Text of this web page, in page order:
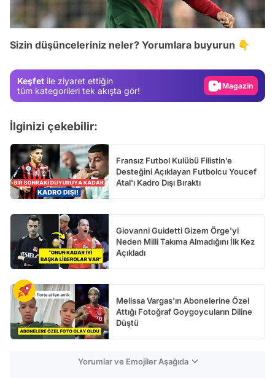
Sizin düşünceleriniz neler? Yorumlara buyurun 👇
Keşfet ile ziyaret ettiğin
tüm kategorileri tek akışta gör!
Video
Test
Gündem
Video
İlginizi çekebilir:
Fransız Futbol Kulübü Filistin’e
Desteğini Açıklayan Futbolcu Youcef
Atal'ı Kadro Dışı Bıraktı
Giovanni Guidetti Gizem Örge'yi
Neden Milli Takıma Almadığını İlk Kez
Açıkladı
Melissa Vargas'ın Abonelerine Özel
Attığı Fotoğraf Goygoycuların Diline
Düştü
Yorumlar ve Emojiler Aşağıda